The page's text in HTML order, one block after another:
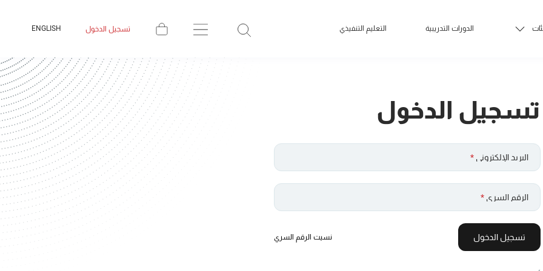
الدورات التدريبية التعليم التنفيذي تسجيل الدخول ENGLISH
تسجيل الدخول
البريد الإلكتروني *
الرقم السري *
تسجيل الدخول نسيت الرقم السري